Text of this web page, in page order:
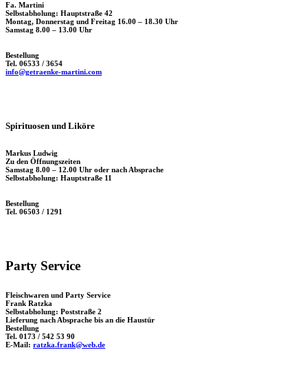
Fa. Martini
Selbstabholung: Hauptstraße 42
Montag, Donnerstag und Freitag 16.00 – 18.30 Uhr
Samstag 8.00 – 13.00 Uhr
Bestellung
Tel. 06533 / 3654
info@getraenke-martini.com
Spirituosen und Liköre
Markus Ludwig
Zu den Öffnungszeiten
Samstag 8.00 – 12.00 Uhr oder nach Absprache
Selbstabholung: Hauptstraße 11
Bestellung
Tel. 06503 / 1291
Party Service
Fleischwaren und Party Service
Frank Ratzka
Selbstabholung: Poststraße 2
Lieferung nach Absprache bis an die Haustür
Bestellung
Tel. 0173 / 542 53 90
E-Mail: ratzka.frank@web.de